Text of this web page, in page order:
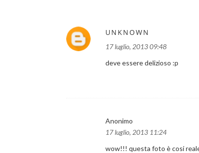
UNKNOWN
17 luglio, 2013 09:48
deve essere delizioso :p
Anonimo
17 luglio, 2013 11:24
wow!!! questa foto è cosi